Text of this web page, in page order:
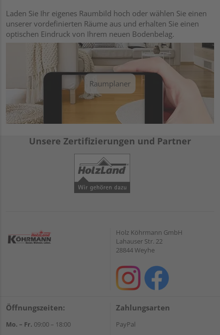
Laden Sie Ihr eigenes Raumbild hoch oder wählen Sie einen
unserer vordefinierten Räume aus und erhalten Sie einen
optischen Eindruck von Ihrem neuen Bodenbelag.
Raumplaner
Unsere Zertifizierungen und Partner
Holz Köhrmann GmbH
Lahauser Str. 22
28844 Weyhe
Öffnungszeiten:
Mo. – Fr. 09:00 – 18:00
Zahlungsarten
PayPal